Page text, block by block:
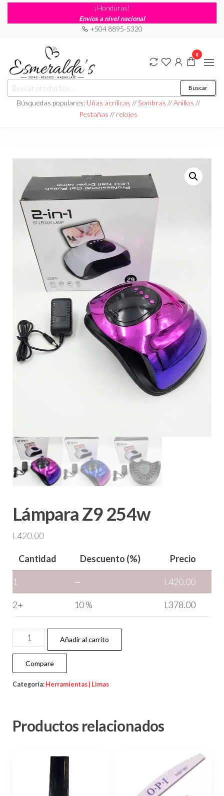
¡Honduras!
Envíos a nivel nacional
+504 8895-5320
Joyería
Esmeraldas
Joyería |
Maquillaje
|
Relojería
Buscar
Búsquedas populares: Uñas acrílicas //Sombras //Anillos //
Pestañas // relojes
0
Lámpara Z9 254w
L420.00
Cantidad Descuento (%) Precio
1 — L420.00
2+ 10 % L378.00
Añadir al carrito
Compare
Categoría: Herramientas | Limas
Productos relacionados